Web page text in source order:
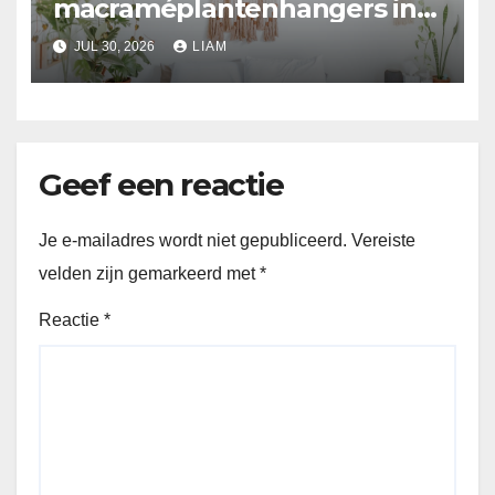
macraméplantenhangers in
moderne huizen
JUL 30, 2026 LIAM
Geef een reactie
Je e-mailadres wordt niet gepubliceerd. Vereiste
velden zijn gemarkeerd met*
Reactie *